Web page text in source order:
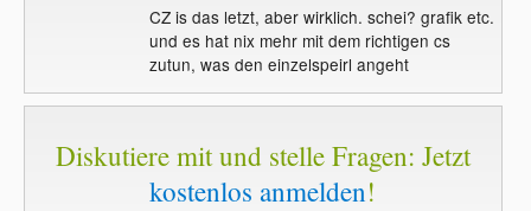
CZ is das letzt, aber wirklich. schei? grafik etc.
und es hat nix mehr mit dem richtigen cs
zutun, was den einzelspeirl angeht
Diskutiere mit und stelle Fragen: Jetzt
kostenlos anmelden!